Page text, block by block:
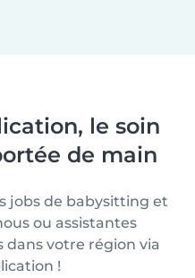
le soin
de main
jobs de babysitting et
ou assistantes
dans votre région via
!